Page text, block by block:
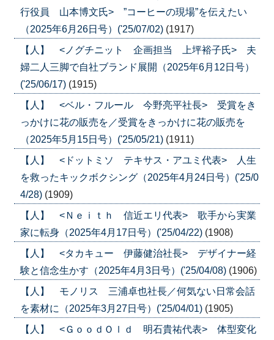
行役員 山本博文氏> ”コーヒーの現場”を伝えたい
（2025年6月26日号）('25/07/02) (1917)
【人】 <ノグチニット 企画担当 上坪裕子氏> 夫
婦二人三脚で自社ブランド展開（2025年6月12日号）
('25/06/17) (1915)
【人】 <ベル・フルール 今野亮平社長> 受賞をき
っかけに花の販売を／受賞をきっかけに花の販売を
（2025年5月15日号）('25/05/21) (1911)
【人】 <ドットミソ テキサス・アユミ代表> 人生
を救ったキックボクシング（2025年4月24日号）('25/0
4/28) (1909)
【人】 <Ｎｅｉｔｈ 信近エリ代表> 歌手から実業
家に転身（2025年4月17日号）('25/04/22) (1908)
【人】 <タカキュー 伊藤健治社長> デザイナー経
験と信念生かす（2025年4月3日号）('25/04/08) (1906)
【人】 モノリス 三浦卓也社長／何気ない日常会話
を素材に（2025年3月27日号）('25/04/01) (1905)
【人】 <ＧｏｏｄＯｌｄ 明石貴祐代表> 体型変化